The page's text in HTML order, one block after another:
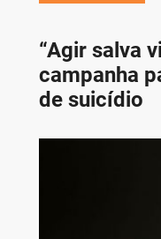
“Agir salva
campanha
de suicídio